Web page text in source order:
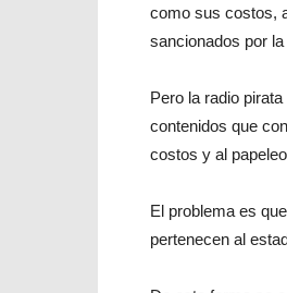
como sus costos,
sancionados por
Pero la radio
contenidos que
costos y al
El problema es
pertenecen al